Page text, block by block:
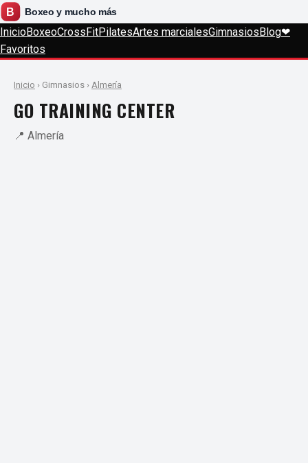
InicioBoxeoCrossFitPilatesArtes marcialesGimnasiosBlog❤
Favoritos
Inicio › Gimnasios › Almería
GO TRAINING CENTER
📍 Almería